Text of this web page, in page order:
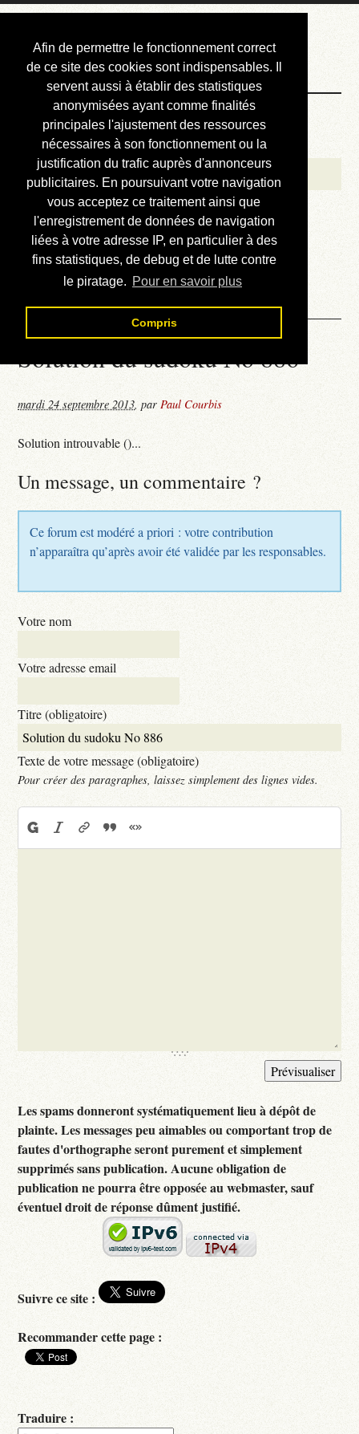
Afin de permettre le fonctionnement correct
de ce site des cookies sont indispensables. Il
servent aussi à établir des statistiques
anonymisées ayant comme finalités
principales l'ajustement des ressources
nécessaires à son fonctionnement ou la
justification du trafic auprès d'annonceurs
publicitaires. En poursuivant votre navigation
vous acceptez ce traitement ainsi que
l'enregistrement de données de navigation
liées à votre adresse IP, en particulier à des
fins statistiques, de debug et de lutte contre
le piratage. Pour en savoir plus
Compris
Courbis, « LE »
Blog Officiel
Bienvenue
Réalisations
Divers (et d’été)
Annonces
Liens externes
Téléchargement
Contact
Solution du sudoku No 886
mardi 24 septembre 2013,parPaul Courbis
Solution introuvable ()...
Un message, un commentaire ?
Ce forum est modéré a priori : votre contribution
n’apparaîtra qu’après avoir été validée par les responsables.
Votre nom
Votre adresse email
Titre (obligatoire)
Texte de votre message (obligatoire)
Pour créer des paragraphes, laissez simplement des lignes vides.
Les spams donneront systématiquement lieu à dépôt de
plainte. Les messages peu aimables ou comportant trop de
fautes d'orthographe seront purement et simplement
supprimés sans publication. Aucune obligation de
publication ne pourra être opposée au webmaster, sauf
éventuel droit de réponse dûment justifié.
Suivre ce site :
Recommander cette page :
Traduire :